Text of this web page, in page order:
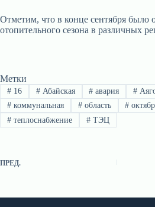
Отметим, что в конце сентября было
отопительного сезона в различных
Метки
#16 #Абайская # авария #
#коммунальная #область #
#теплоснабжение #ТЭЦ
ПРЕД.